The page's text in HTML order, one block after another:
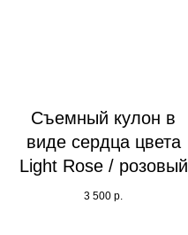
Съемный кулон в
виде сердца цвета
Light Rose / розовый
3 500 р.